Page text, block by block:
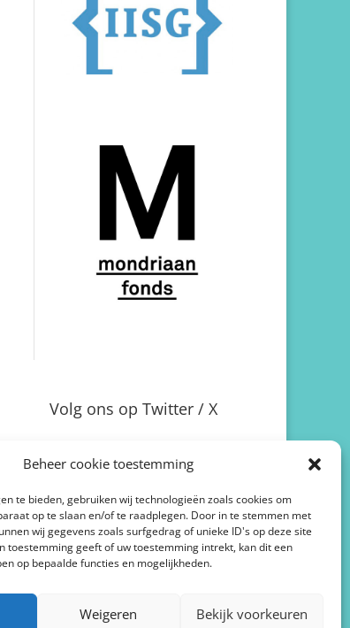
Beheer cookie toestemming
te bieden, gebruiken wij technologieën zoals cookies om
op te slaan en/of te raadplegen. Door in te stemmen met
wij gegevens zoals surfgedrag of unieke ID's op deze site
toestemming geeft of uw toestemming intrekt, kan dit een
op bepaalde functies en mogelijkheden.
Weigeren Bekijk voorkeuren
Volg ons op Twitter / X